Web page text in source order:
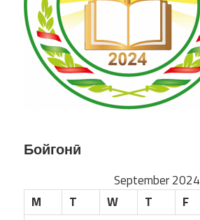
Бойгонӣ
September 2024
M
T W T F